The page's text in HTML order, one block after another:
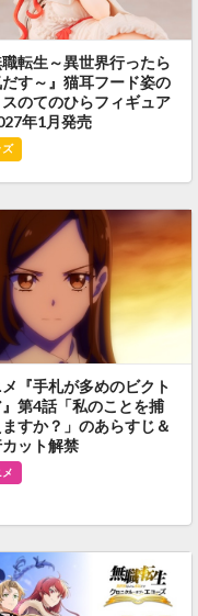
職転生～異世界行ったら
す～』猫耳フード姿の
のてのひらフィギュア
年1月発売
ズ
『手札が多めのビクト
』第4話「私のことを捕
ますか？」のあらすじ＆
ット解禁
メ